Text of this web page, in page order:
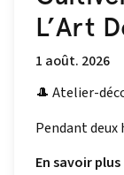
L’Art
1 août. 2026
🎩 Atelier-
Pendant deux
En savoir plus